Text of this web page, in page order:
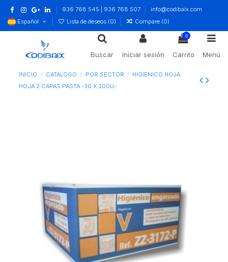
936 768 545 | 936 768 507
info@codibaix.com
Español
Lista de deseos (0) Compare (0)
Buscar Iniciar sesión
0
Carrito Menú
INICIO CATÁLOGO POR SECTOR
HIGIENICO HOJA
HOJA 2 CAPAS PASTA -30 X 200U-